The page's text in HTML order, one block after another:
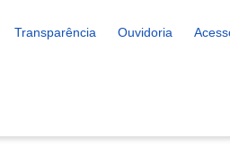
Transparência Ouvidoria